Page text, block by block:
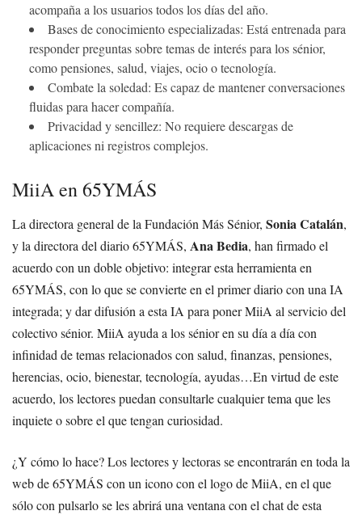
acompaña a los usuarios todos los días del año.
Bases de conocimiento especializadas: Está entrenada para
responder preguntas sobre temas de interés para los sénior,
como pensiones, salud, viajes, ocio o tecnología.
Combate la soledad: Es capaz de mantener conversaciones
fluidas para hacer compañía.
Privacidad y sencillez: No requiere descargas de
aplicaciones ni registros complejos.
MiiA en 65YMÁS
La directora general de la Fundación Más Sénior, Sonia Catalán,
y la directora del diario 65YMÁS, Ana Bedia, han firmado el
acuerdo con un doble objetivo: integrar esta herramienta en
65YMÁS, con lo que se convierte en el primer diario con una IA
integrada; y dar difusión a esta IA para poner MiiA al servicio del
colectivo sénior. MiiA ayuda a los sénior en su día a día con
infinidad de temas relacionados con salud, finanzas, pensiones,
herencias, ocio, bienestar, tecnología, ayudas…En virtud de este
acuerdo, los lectores puedan consultarle cualquier tema que les
inquiete o sobre el que tengan curiosidad.
¿Y cómo lo hace? Los lectores y lectoras se encontrarán en toda la
web de 65YMÁS con un icono con el logo de MiiA, en el que
sólo con pulsarlo se les abrirá una ventana con el chat de esta